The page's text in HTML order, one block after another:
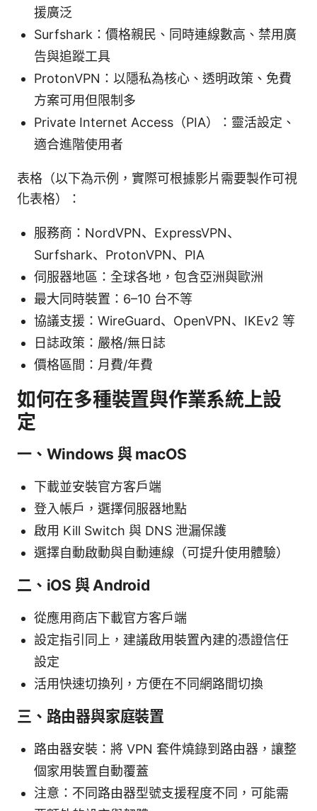
援廣泛
Surfshark：價格親民、同時連線數高、禁用廣
告與追蹤工具
ProtonVPN：以隱私為核心、透明政策、免費
方案可用但限制多
Private Internet Access（PIA）：靈活設定、
適合進階使用者
表格（以下為示例，實際可根據影片需要製作可視
化表格）：
服務商：NordVPN、ExpressVPN、
Surfshark、ProtonVPN、PIA
伺服器地區：全球各地，包含亞洲與歐洲
最大同時裝置：6–10 台不等
協議支援：WireGuard、OpenVPN、IKEv2 等
日誌政策：嚴格/無日誌
價格區間：月費/年費
如何在多種裝置與作業系統上設
定
一、Windows 與 macOS
下載並安裝官方客戶端
登入帳戶，選擇伺服器地點
啟用 Kill Switch 與 DNS 泄漏保護
選擇自動啟動與自動連線（可提升使用體驗）
二、iOS 與 Android
從應用商店下載官方客戶端
設定指引同上，建議啟用裝置內建的憑證信任
設定
活用快速切換列，方便在不同網路間切換
三、路由器與家庭裝置
路由器安裝：將 VPN 套件燒錄到路由器，讓整
個家用裝置自動覆蓋
注意：不同路由器型號支援程度不同，可能需